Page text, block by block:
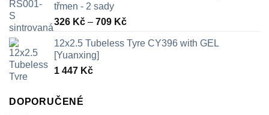
třmen - 2 sady
326 Kč – 709 KčRozpětí
326 Kč
12x2.5 Tubeless Tyre CY396 with GEL
[Yuanxing]
1 447 Kč
DOPORUČENÉ